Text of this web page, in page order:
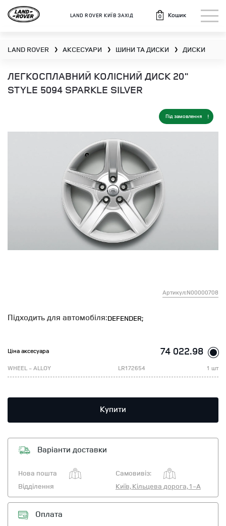
LAND ROVER КИЇВ ЗАХІД 0 Кошик
LAND ROVER ❯ АКСЕСУАРИ ❯ ШИНИ ТА ДИСКИ ❯ ДИСКИ
ЛЕГКОСПЛАВНИЙ КОЛІСНИЙ ДИСК 20"
STYLE 5094 SPARKLE SILVER
Під замовлення
Артикул:N00000708
Підходить для автомобіля:DEFENDER;
Ціна аксесуара 74 022.98
WHEEL - ALLOY LR172654 1 шт
Купити
Варіанти доставки
Нова пошта
Самовивіз:
Відділення
Київ, Кільцева дорога, 1-А
Оплата